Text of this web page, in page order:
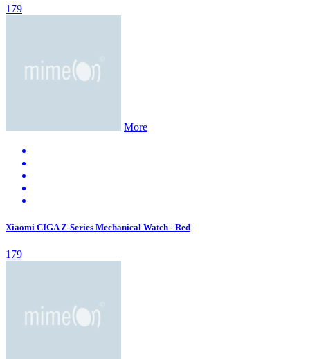
179
More
Xiaomi CIGA Z-Series Mechanical Watch - Red
179